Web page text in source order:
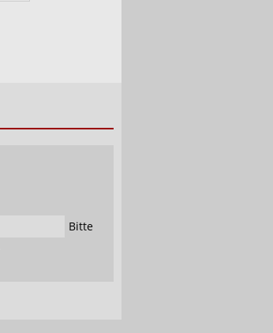
Bitte